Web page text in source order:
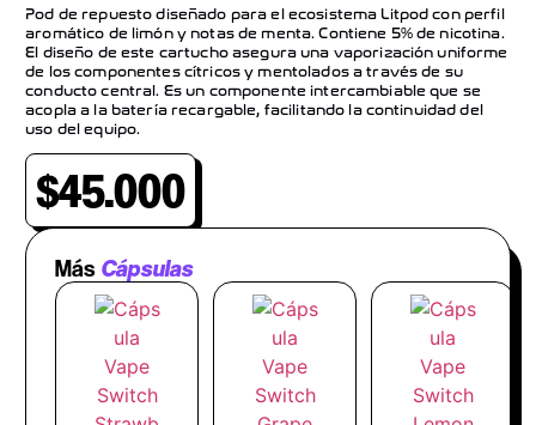
Pod de repuesto diseñado para el ecosistema Litpod con perfil
aromático de limón y notas de menta. Contiene 5% de nicotina.
El diseño de este cartucho asegura una vaporización uniforme
de los componentes cítricos y mentolados a través de su
conducto central. Es un componente intercambiable que se
acopla a la batería recargable, facilitando la continuidad del
uso del equipo.
$45.000
Más Cápsulas